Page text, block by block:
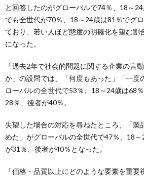
と回答したのがグローバルで74％、18～
でも全世代が70％、18～24歳は81％でグ
ており、若い人ほど態度の明確化を望む割
になった。
「過去2年で社会的問題に関する企業の言
か」の設問では、「何度もあった」「一度
ローバルの全世代で53％、18～24歳は68
28％、後者が40％。
失望した場合の対応を尋ねたところ、「製
めた」がグローバルの全世代で47％、18
が31％、後者が40％となった。
「価格・品質以上にどのような要素を重